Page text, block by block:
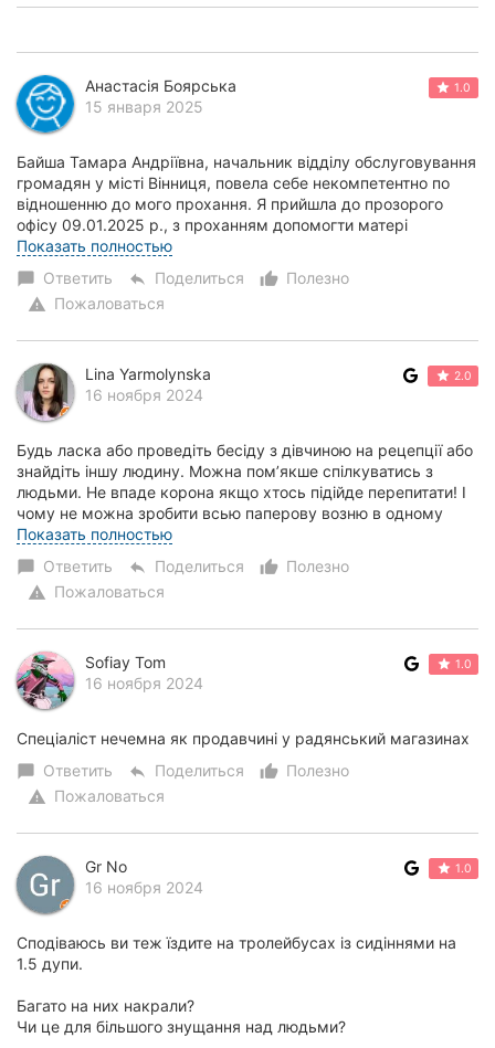
Анастасія Боярська
15 января 2025
1.0
Байша Тамара Андріївна, начальник відділу обслуговування
громадян у місті Вінниця, повела себе некомпетентно по
відношенню до мого прохання. Я прийшла до прозорого
офісу 09.01.2025 р., з проханням допомогти матері
оформити пенсію по втраті годувальни...
Показать полностью
chat_bubble Ответить reply Поделиться thumb_up_alt
Полезно
warning Пожаловаться
Lina Yarmolynska
16 ноября 2024
2.0
Будь ласка або проведіть бесіду з дівчиною на рецепції або
знайдіть іншу людину. Можна помʼякше спілкуватись з
людьми. Не впаде корона якщо хтось підійде перепитати! І
чому не можна зробити всью паперову возню в одному
місці? Чому потрібно аж на Сков...
Показать полностью
chat_bubble Ответить reply Поделиться thumb_up_alt
Полезно
warning Пожаловаться
Sofiay Tom
16 ноября 2024
1.0
Спеціаліст нечемна як продавчині у радянський магазинах
chat_bubble Ответить reply Поделиться thumb_up_alt
Полезно
warning Пожаловаться
Gr Nо
16 ноября 2024
1.0
Сподіваюсь ви теж їздите на тролейбусах із сидіннями на
1.5 дупи.
Багато на них накрали?
Чи це для більшого знущання над людьми?